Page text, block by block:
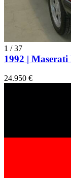
1 /37
1992 |
24.950 €